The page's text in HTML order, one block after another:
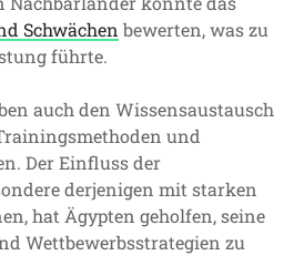
Schwächen bewerten, was zu
führte.
auch den Wissensaustausch
und
Der Einfluss der
derjenigen mit starken
hat Ägypten geholfen, seine
Wettbewerbsstrategien zu